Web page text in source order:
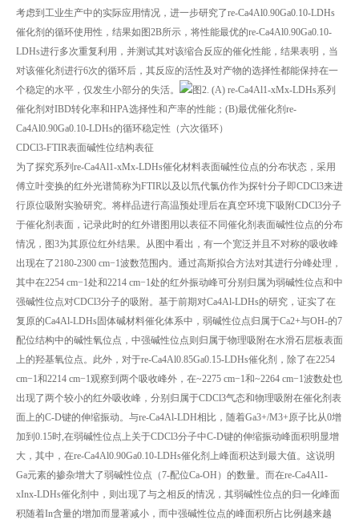
考虑到工业生产中的实际应用情况，进一步研究了re-Ca4Al0.90Ga0.10-LDHs
催化剂的循环使用性，结果如图2B所示，将性能最优的re-Ca4Al0.90Ga0.10-
LDHs进行多次重复利用，并测试其对该缩合反应的催化性能，结果表明，当
对该催化剂进行6次的循环后，其反应的活性及对产物的选择性都能保持在一
个稳定的水平，仅发生小部分的失活。
图2. (A) re-Ca4Al1-xMx-LDHs系列
催化剂对IBD转化率和HPA选择性和产率的性能；(B)最优催化剂re-
Ca4Al0.90Ga0.10-LDHs的循环稳定性（六次循环）
CDCl3-FTIR表面碱性位结构表征
为了探究系列re-Ca4Al1-xMx-LDHs催化材料表面碱性位点的分布状态，采用
傅立叶变换的红外光谱简称为FTIR以及以氘代氯仿作为探针分子即CDCl3来进
行原位吸附实验研究。将样品进行高温预处理后在真空环境下吸附CDCl3分子
于催化剂表面，记录此时的红外谱图用以表征不同催化剂表面碱性位点的分布
情况，图3为其原位红外结果。从图中看出，有一个宽泛并且不对称的吸收峰
出现在了2180-2300 cm−1波数范围内。通过高斯拟合方法对其进行分峰处理，
其中在2254 cm−1处和2214 cm−1处的红外振动峰可分别归属为弱碱性位点和中
强碱性位点对CDCl3分子的吸附。基于前期对Ca4Al-LDHs的研究，证实了在
复原的Ca4Al-LDHs固体碱材料催化体系中，弱碱性位点归属于Ca2+与OH-的7
配位结构中的碱性氧位点，中强碱性位点则归属于物理吸附在水滑石层板表面
上的羟基氧位点。此外，对于re-Ca4Al0.85Ga0.15-LDHs催化剂，除了在2254
cm−1和2214 cm−1观察到两个吸收峰外，在~2275 cm−1和~2264 cm−1波数处也
出现了两个较小的红外吸收峰，分别归属于CDCl3气态和物理吸附在催化剂表
面上的C-D键的伸缩振动。与re-Ca4Al-LDH相比，随着Ga3+/M3+原子比从0增
加到0.15时,在弱碱性位点上关于CDCl3分子中C-D键的伸缩振动峰面积明显增
大，其中，在re-Ca4Al0.90Ga0.10-LDHs催化剂上峰面积达到最大值。这说明
Ga元素的掺杂增大了弱碱性位点（7-配位Ca-OH）的数量。而在re-Ca4Al1-
xInx-LDHs催化剂中，则出现了与之相反的情况，其弱碱性位点的归一化峰面
积随着In含量的增加而显著减小，而中强碱性位点的峰面积所占比例越来越